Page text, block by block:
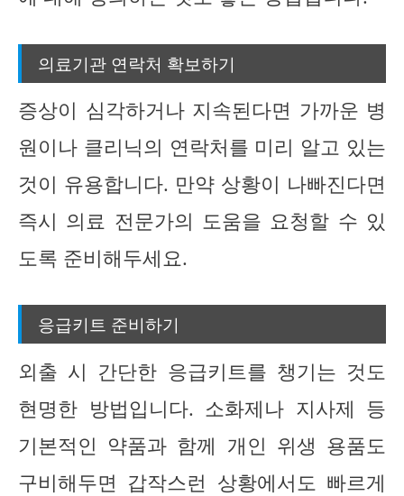
의료기관 연락처 확보하기
증상이 심각하거나 지속된다면 가까운 병
원이나 클리닉의 연락처를 미리 알고 있는
것이 유용합니다. 만약 상황이 나빠진다면
즉시 의료 전문가의 도움을 요청할 수 있
도록 준비해두세요.
응급키트 준비하기
외출 시 간단한 응급키트를 챙기는 것도
현명한 방법입니다. 소화제나 지사제 등
기본적인 약품과 함께 개인 위생 용품도
구비해두면 갑작스런 상황에서도 빠르게